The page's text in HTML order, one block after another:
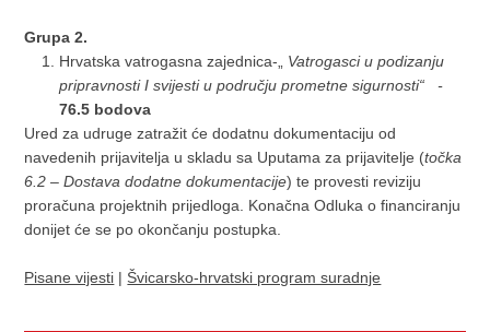
Grupa 2.
Hrvatska vatrogasna zajednica-„
Vatrogasci u podizanju
pripravnosti I svijesti u području prometne sigurnosti“ -
76.5 bodova
Ured za udruge zatražit će dodatnu dokumentaciju od
navedenih prijavitelja u skladu sa Uputama za prijavitelje (točka
6.2 – Dostava dodatne dokumentacije) te provesti reviziju
proračuna projektnih prijedloga. Konačna Odluka o financiranju
donijet će se po okončanju postupka.
Pisane vijesti | Švicarsko-hrvatski program suradnje